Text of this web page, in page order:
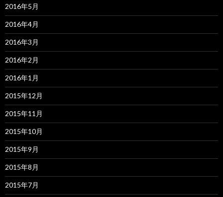
2016年5月
2016年4月
2016年3月
2016年2月
2016年1月
2015年12月
2015年11月
2015年10月
2015年9月
2015年8月
2015年7月